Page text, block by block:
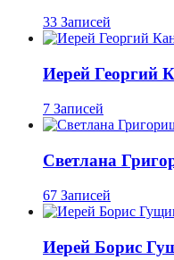
33 Записей
Иерей Георгий
7 Записей
Светлана
67 Записей
Иерей Борис